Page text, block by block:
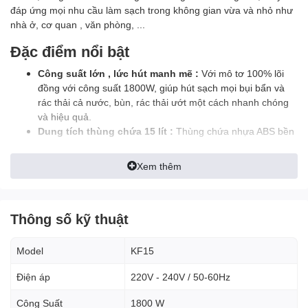
đáp ứng mọi nhu cầu làm sạch trong không gian vừa và nhỏ như
nhà ở, cơ quan , văn phòng, ...
Đặc điểm nổi bật
Công suất lớn , lức hút manh mẽ : Với mô tơ 100% lõi
đồng với công suất 1800W, giúp hút sạch mọi bụi bẩn và
rác thải cả nước, bùn, rác thải ướt một cách nhanh chóng
và hiệu quả.
Dung tích thùng chứa 15 lít : Thùng chứa nhựa ABS bền
gian tương đối dài mà không cần đổ bỏ rác thường xuyên
giúp nâng cao hiệu quả công việc.
nhất các nguy cơ dị ứng cho cả gia đình.
nhau, phù hợp với nhiều mục đích sử dụng như: hút bụi
bụi trên bàn ghế, hút bụi trên đồ điện tử,...
nghiệp Kraffer KF15 được thiết kế hiện đại, với màu sắc
Xem thêm
Thông số kỹ thuật
Model KF15
Điện áp 220V - 240V / 50-60Hz
Công Suất 1800 W